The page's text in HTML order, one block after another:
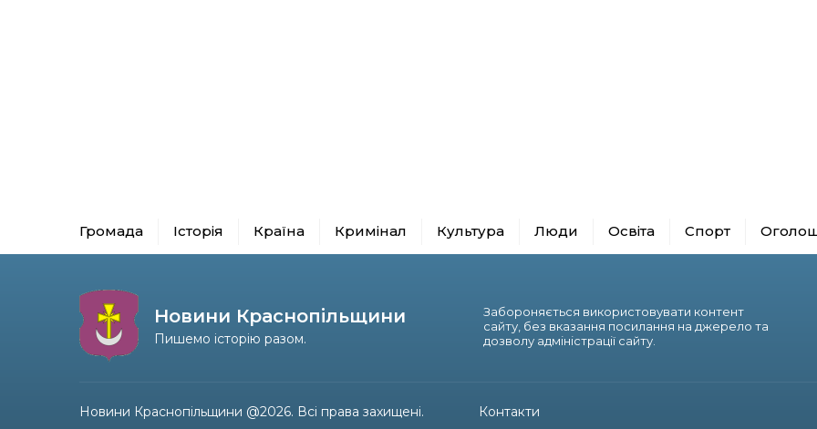
Громада Історія Країна Кримінал Культура Люди Освіта Спорт
Новини Краснопільщини
Пишемо історію разом.
Забороняється використовувати контент
сайту, без вказання посилання на джерело та
дозволу адміністрації сайту.
Новини Краснопільщини @2026. Всі права захищені. Контакти